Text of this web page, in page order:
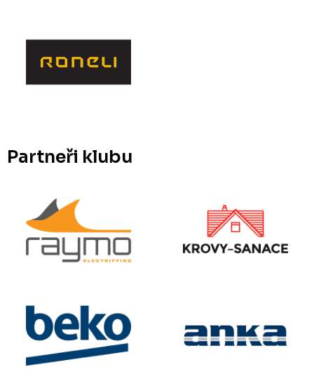
Partneři klubu